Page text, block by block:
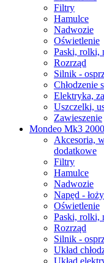
Filtry
Hamulce
Nadwozie
Oświetlenie
Paski, rolki,
Rozrząd
Silnik -
Chłodzenie
Elektryka,
Uszczelki,
Zawieszenie
Mondeo Mk3
Akcesoria,
dodatkowe
Filtry
Hamulce
Nadwozie
Napęd -
Oświetlenie
Paski, rolki,
Rozrząd
Silnik -
Układ
Układ